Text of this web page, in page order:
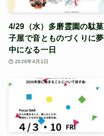
4/29（水）多磨霊園の駄菓
子屋で音とものづくりに夢
中になる一日
2026年4月1日